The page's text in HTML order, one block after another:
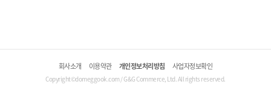
회사소개 이용약관 개인정보처리방침 사업자정보확인
Copyright©domeggook.com / G&G Commerce, Ltd. All rights reserved.